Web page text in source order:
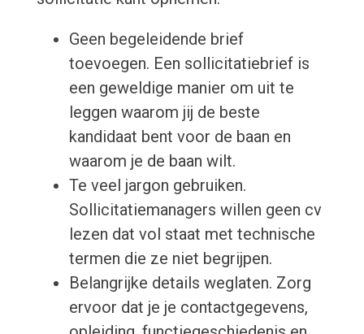
Geen begeleidende brief
toevoegen. Een sollicitatiebrief is
een geweldige manier om uit te
leggen waarom jij de beste
kandidaat bent voor de baan en
waarom je de baan wilt.
Te veel jargon gebruiken.
Sollicitatiemanagers willen geen cv
lezen dat vol staat met technische
termen die ze niet begrijpen.
Belangrijke details weglaten. Zorg
ervoor dat je je contactgegevens,